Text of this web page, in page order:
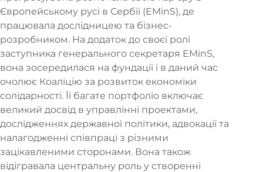
Європейському русі в Сербії (EMinS), де
працювала дослідницею та бізнес-
розробником. На додаток до своєї ролі
заступника генерального секретаря EMinS,
вона зосередилася на фундації і в даний час
очолює Коаліцію за розвиток економіки
солідарності. Її багате портфоліо включає
великий досвід в управлінні проектами,
дослідженнях державної політики, адвокації та
налагодженні співпраці з різними
зацікавленими сторонами. Вона також
відігравала центральну роль у створенні